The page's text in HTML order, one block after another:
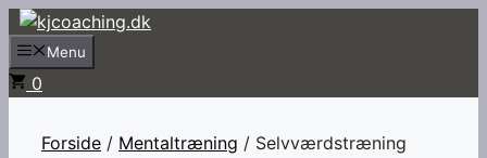
Hop
til
indhold
Menu
0
Forside / Mentaltræning / Selvværdstræning